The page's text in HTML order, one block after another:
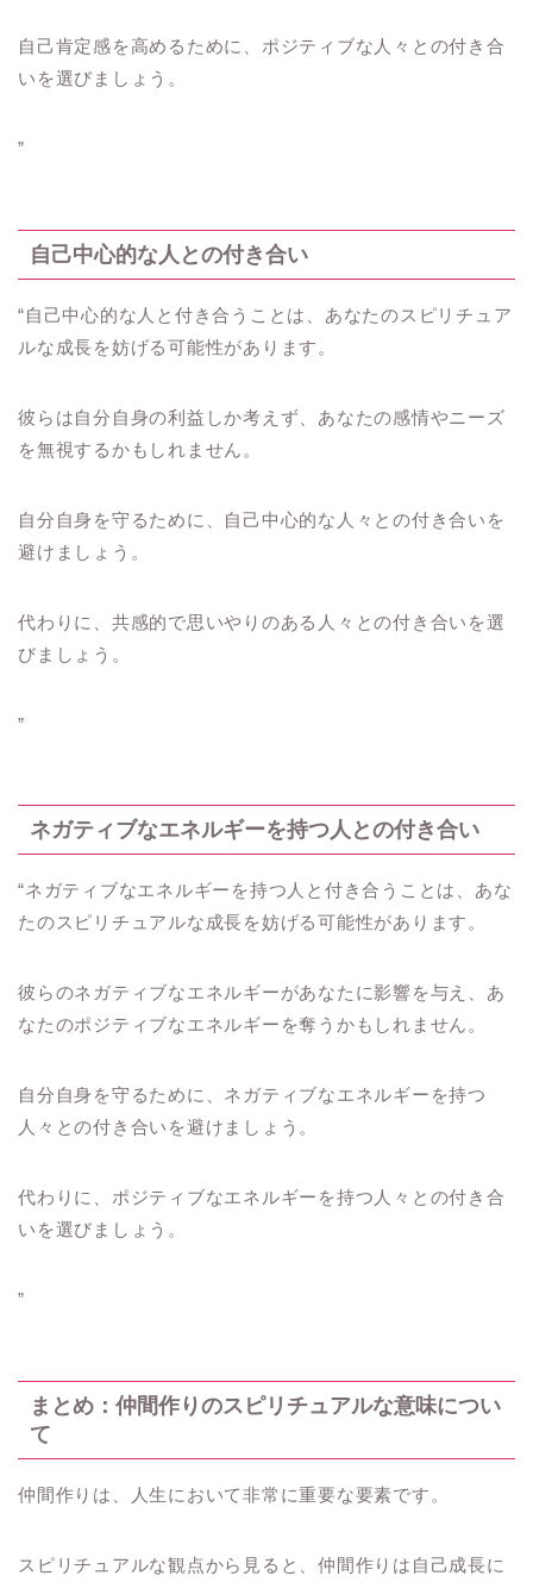
自己肯定感を高めるために、ポジティブな人々との付き合
いを選びましょう。
”
自己中心的な人との付き合い
“自己中心的な人と付き合うことは、あなたのスピリチュア
ルな成長を妨げる可能性があります。
彼らは自分自身の利益しか考えず、あなたの感情やニーズ
を無視するかもしれません。
自分自身を守るために、自己中心的な人々との付き合いを
避けましょう。
代わりに、共感的で思いやりのある人々との付き合いを選
びましょう。
”
ネガティブなエネルギーを持つ人との付き合い
“ネガティブなエネルギーを持つ人と付き合うことは、あな
たのスピリチュアルな成長を妨げる可能性があります。
彼らのネガティブなエネルギーがあなたに影響を与え、あ
なたのポジティブなエネルギーを奪うかもしれません。
自分自身を守るために、ネガティブなエネルギーを持つ
人々との付き合いを避けましょう。
代わりに、ポジティブなエネルギーを持つ人々との付き合
いを選びましょう。
”
まとめ：仲間作りのスピリチュアルな意味につい
て
仲間作りは、人生において非常に重要な要素です。
スピリチュアルな観点から見ると、仲間作りは自己成長に